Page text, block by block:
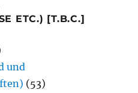
ETC.) [T.B.C.]
und
(53)